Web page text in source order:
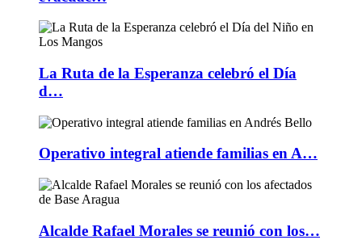
La Ruta de la Esperanza celebró el Día
d…
Operativo integral atiende familias en A…
Alcalde Rafael Morales se reunió con los…